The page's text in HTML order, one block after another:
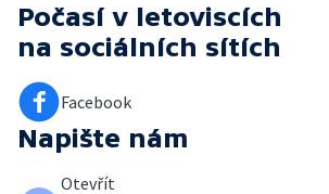
Počasí v letoviscích
na sociálních sítích
Facebook
Napište nám
Otevřít